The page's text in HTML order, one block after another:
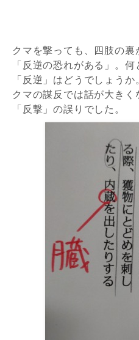
クマを撃っても、四肢の
「反逆の恐れがある」。
「反逆」はどうでしょう
クマの謀反では話が大き
「反撃」の誤りでした。